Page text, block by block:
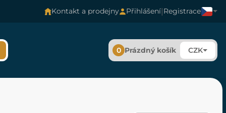
Kontakt a prodejny Přihlášení|Registrace
0 Prázdný košík CZK